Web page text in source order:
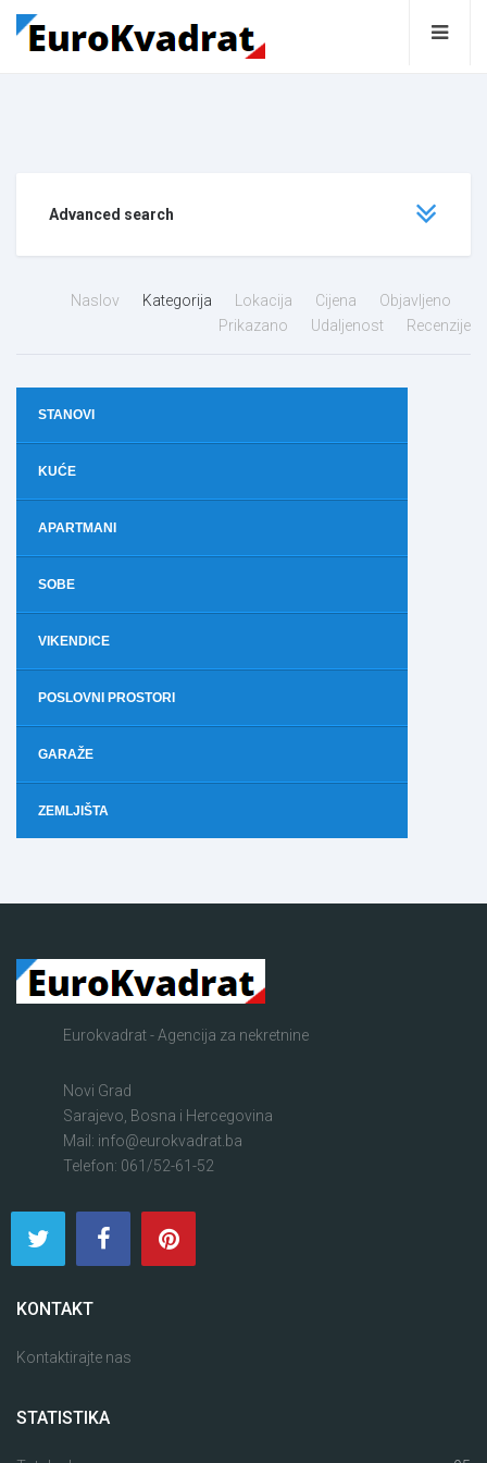
Advanced search
Naslov Kategorija Lokacija Cijena
Objavljeno
Prikazano
Udaljenost Recenzije
STANOVI
KUĆE
APARTMANI
SOBE
VIKENDICE
POSLOVNI PROSTORI
GARAŽE
ZEMLJIŠTA
Eurokvadrat - Agencija za nekretnine
Novi Grad
Sarajevo, Bosna i Hercegovina
Mail: info@eurokvadrat.ba
Telefon: 061/52-61-52
KONTAKT
Kontaktirajte nas
STATISTIKA